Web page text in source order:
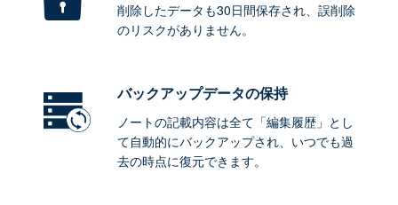
削除したデータも30日間保存され、誤削除
のリスクがありません。
バックアップデータの保持
ノートの記載内容は全て「編集履歴」とし
て自動的にバックアップされ、いつでも過
去の時点に復元できます。